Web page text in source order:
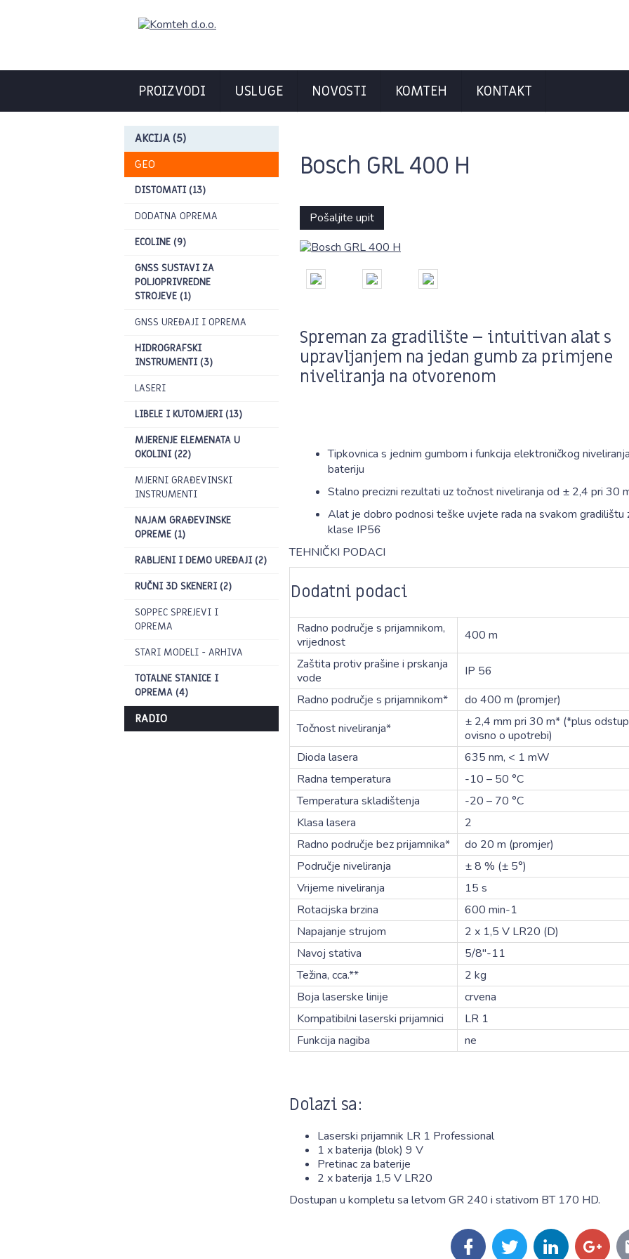
PROIZVODI USLUGE NOVOSTI KOMTEH KONTAKT
AKCIJA (5)
GEO
DISTOMATI (13)
DODATNA OPREMA
ECOLINE (9)
GNSS SUSTAVI ZA
POLJOPRIVREDNE
STROJEVE (1)
GNSS UREĐAJI I OPREMA
HIDROGRAFSKI
INSTRUMENTI (3)
LASERI
LIBELE I KUTOMJERI (13)
MJERENJE ELEMENATA U
OKOLINI (22)
MJERNI GRAĐEVINSKI
INSTRUMENTI
NAJAM GRAĐEVINSKE
OPREME (1)
RABLJENI I DEMO UREĐAJI (2)
RUČNI 3D SKENERI (2)
SOPPEC SPREJEVI I
OPREMA
STARI MODELI - ARHIVA
TOTALNE STANICE I
OPREMA (4)
RADIO
Bosch GRL 400 H
Pošaljite upit
Spreman za gradilište – intuitivan alat s
upravljanjem na jedan gumb za primjene
niveliranja na otvorenom
Tipkovnica s jednim gumbom i funkcija elektroničkog
bateriju
Stalno precizni rezultati uz točnost niveliranja od ± 2,4 pri 30
Alat je dobro podnosi teške uvjete rada na svakom gradilištu
klase IP56
TEHNIČKI PODACI
Dodatni podaci
Radno područje s prijamnikom,
vrijednost
400 m
Zaštita protiv prašine i prskanja
vode
IP 56
Radno područje s prijamnikom*
do 400 m (promjer)
Točnost niveliranja*
± 2,4 mm pri 30 m* (*plus
ovisno o upotrebi)
Dioda lasera
635 nm, < 1 mW
Radna temperatura
-10 – 50 °C
Temperatura skladištenja
-20 – 70 °C
Klasa lasera
2
Radno područje bez prijamnika*
do 20 m (promjer)
Područje niveliranja
± 8 % (± 5°)
Vrijeme niveliranja
15 s
Rotacijska brzina
600 min-1
Napajanje strujom
2 x 1,5 V LR20 (D)
Navoj stativa
5/8"-11
Težina, cca.**
2 kg
Boja laserske linije
crvena
Kompatibilni laserski prijamnici
LR 1
Funkcija nagiba
ne
Dolazi sa:
Laserski prijamnik LR 1 Professional
1 x baterija (blok) 9 V
Pretinac za baterije
2 x baterija 1,5 V LR20
Dostupan u kompletu sa letvom GR 240 i stativom BT 170 HD.